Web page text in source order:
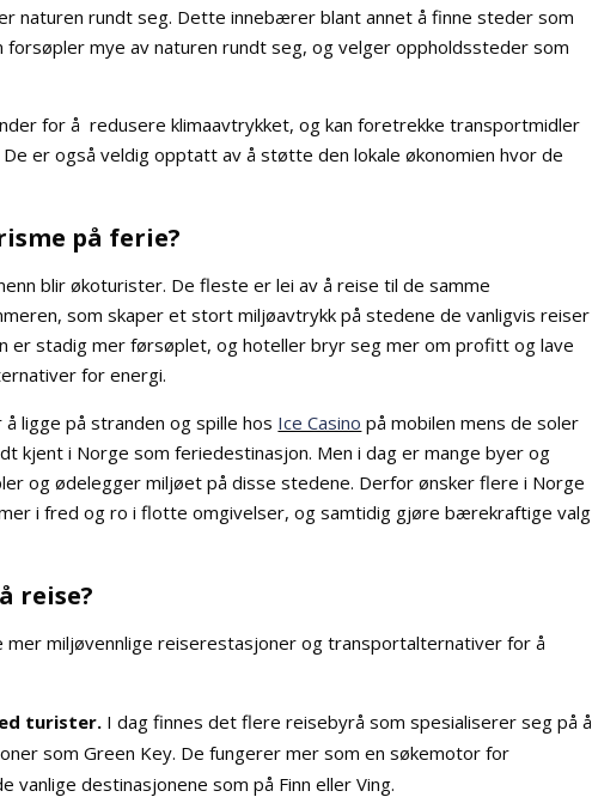
naturen rundt seg. Dette innebærer blant annet å finne steder som
mye av naturen rundt seg, og velger oppholdssteder som
for å redusere klimaavtrykket, og kan foretrekke transportmidler
er også veldig opptatt av å støtte den lokale økonomien hvor de
på ferie?
blir økoturister. De fleste er lei av å reise til de samme
som skaper et stort miljøavtrykk på stedene de vanligvis reiser
er stadig mer førsøplet, og hoteller bryr seg mer om profitt og lave
for energi.
ligge på stranden og spille hos Ice Casino på mobilen mens de soler
kjent i Norge som feriedestinasjon. Men i dag er mange byer og
og ødelegger miljøet på disse stedene. Derfor ønsker flere i Norge
i fred og ro i flotte omgivelser, og samtidig gjøre bærekraftige valg
reise?
miljøvennlige reiserestasjoner og transportalternativer for å
turister. I dag finnes det flere reisebyrå som spesialiserer seg på å
som Green Key. De fungerer mer som en søkemotor for
vanlige destinasjonene som på Finn eller Ving.